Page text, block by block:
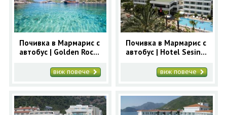
Почивка в Мармарис с
автобус | Golden Rock
записвания Мармарис
виж повече
Почивка в Мармарис с
автобус | Hotel Sesin
Мармарисвиж повече